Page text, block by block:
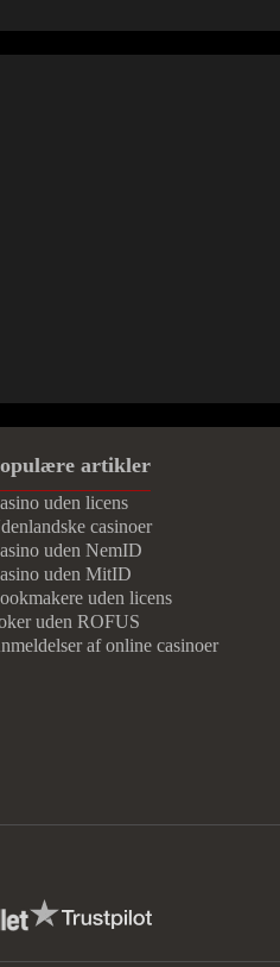
artikler
uden licens
casinoer
uden NemID
uden MitID
uden licens
uden ROFUS
af online casinoer